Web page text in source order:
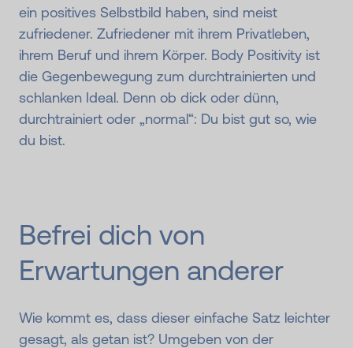
ein positives Selbstbild haben, sind meist
zufriedener. Zufriedener mit ihrem Privatleben,
ihrem Beruf und ihrem Körper. Body Positivity ist
die Gegenbewegung zum durchtrainierten und
schlanken Ideal. Denn ob dick oder dünn,
durchtrainiert oder „normal“: Du bist gut so, wie
du bist.
Befrei dich von
Erwartungen anderer
Wie kommt es, dass dieser einfache Satz leichter
gesagt, als getan ist? Umgeben von der